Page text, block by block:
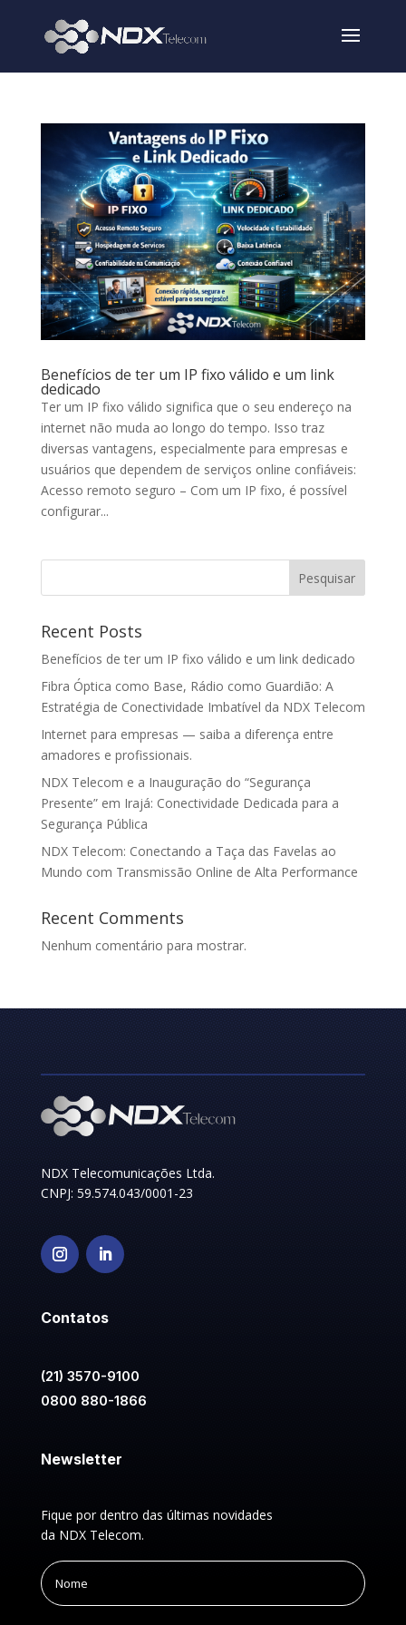
Benefícios de ter um IP fixo válido e um link
dedicado
Ter um IP fixo válido significa que o seu endereço na
internet não muda ao longo do tempo. Isso traz
diversas vantagens, especialmente para empresas e
usuários que dependem de serviços online confiáveis:
Acesso remoto seguro – Com um IP fixo, é possível
configurar...
Pesquisar
Recent Posts
Benefícios de ter um IP fixo válido e um link dedicado
Fibra Óptica como Base, Rádio como Guardião: A
Estratégia de Conectividade Imbatível da NDX Telecom
Internet para empresas — saiba a diferença entre
amadores e profissionais.
NDX Telecom e a Inauguração do “Segurança
Presente” em Irajá: Conectividade Dedicada para a
Segurança Pública
NDX Telecom: Conectando a Taça das Favelas ao
Mundo com Transmissão Online de Alta Performance
Recent Comments
Nenhum comentário para mostrar.
NDX Telecomunicações Ltda.
CNPJ: 59.574.043/0001-23
Contatos
(21) 3570-9100
0800 880-1866
Newsletter
Fique por dentro das últimas novidades
da NDX Telecom.